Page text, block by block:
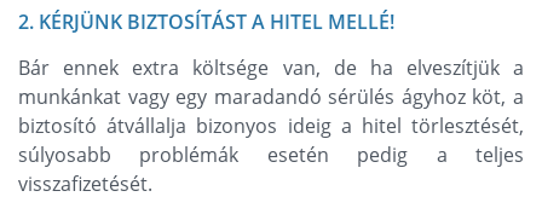
2. KÉRJÜNK BIZTOSÍTÁST A HITEL MELLÉ!
Bár ennek extra költsége van, de ha elveszítjük a
munkánkat vagy egy maradandó sérülés ágyhoz köt, a
biztosító átvállalja bizonyos ideig a hitel törlesztését,
súlyosabb problémák esetén pedig a teljes
visszafizetését.